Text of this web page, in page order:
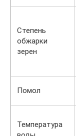
Степень
обжарки
зерен
Помол
Температура